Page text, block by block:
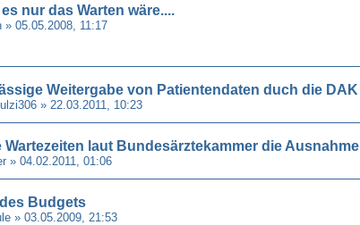
nur das Warten wäre....
» 05.05.2008, 11:17
Weitergabe von Patientendaten duch die DAK
» 22.03.2011, 10:23
Wartezeiten laut Bundesärztekammer die Ausnahme
» 04.02.2011, 01:06
Budgets
» 03.05.2009, 21:53